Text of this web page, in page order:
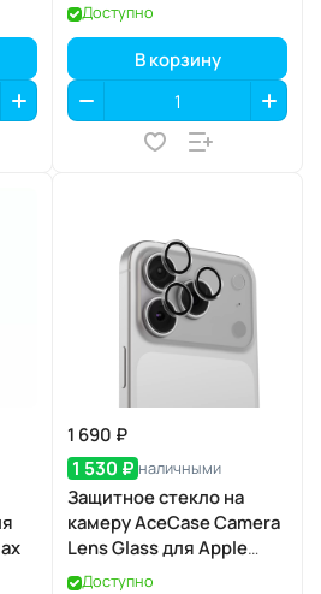
Доступно
В корзину
1 690 ₽
1 530 ₽ наличными
Защитное стекло на
камеру AceCase Camera
Lens Glass для Apple
iPhone 17 Pro / 17 Pro Max
Доступно